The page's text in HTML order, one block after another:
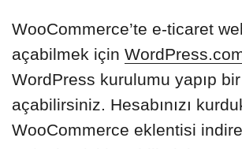
WooCommerce’te e-ticaret
açabilmek için
WordPress kurulumu yapıp
açabilirsiniz. Hesabınızı
WooCommerce eklentisi